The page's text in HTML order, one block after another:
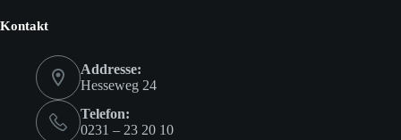
Kontakt
Addresse:
Hesseweg 24
Telefon:
0231 – 23 20 10